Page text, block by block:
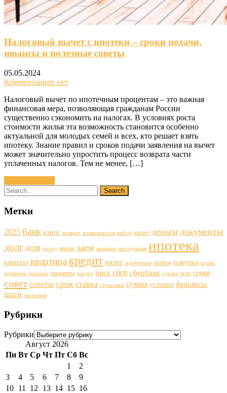
Налоговый вычет с ипотеки – сроки подачи,
нюансы и полезные советы
05.05.2024
Комментариев нет
Налоговый вычет по ипотечным процентам – это важная
финансовая мера, позволяющая гражданам России
существенно сэкономить на налогах. В условиях роста
стоимости жилья эта возможность становится особенно
актуальной для молодых семей и всех, кто решает взять
ипотеку. Знание правил и сроков подачи заявления на вычет
может значительно упростить процесс возврата части
уплаченных налогов. Тем не менее, […]
Метки
2025 банк взнос возврат возможности выбор вычет деньги документы
долг дом доход жилье заем заемщик инструкция ипотека
капитал квартиракредит налог одобрение платеж покупка право
проверка процент проценты расчет риск сбер сбербанк сделка село семья
совет советы срок ставка страховка сумма условия финансы
шаги экономия
Рубрики
Рубрики
Август 2026
Пн Вт Ср Чт Пт Сб Вс
1
2
3
4 5 6 7 8
9
10 11 12 13 14 15 16